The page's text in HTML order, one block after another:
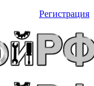
Регистрация